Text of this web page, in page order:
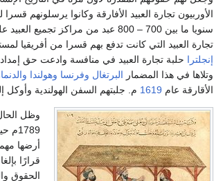
الأوربيون تجارة العبيد الأفارقة وكانوا يرسلونهم
سنويا ما بين 700 – 800 عبد من مراكز تجميع العبيد علي الساحل الغربي
تجارة العبيد التي كانت تدفع بهم قسرا من أفريقيا
إنجلترا حلبة تجارة العبيد في منافسة وادعت حق
وتلاها في هذا المضمار البرتغال وفرنسا وهولندا
الأقارقة عام 1619 م. جلبتهم السفن الهولندية وأوكل
وظل
قرارًا
الحقوق